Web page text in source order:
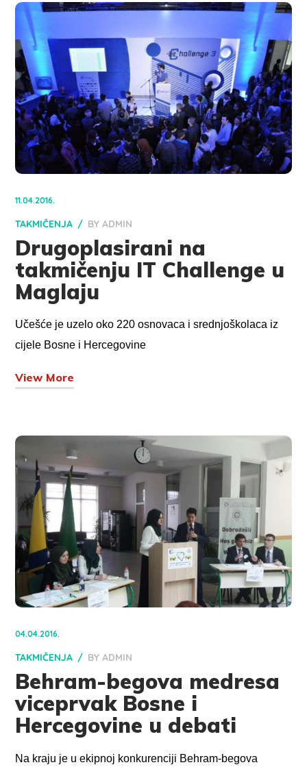
11.04.2016.
TAKMIČENJA BYADMIN
Drugoplasirani na
takmičenju IT Challenge u
Maglaju
Učešće je uzelo oko 220 osnovaca i srednjoškolaca iz
cijele Bosne i Hercegovine
View More
04.04.2016.
TAKMIČENJA BYADMIN
Behram-begova medresa
viceprvak Bosne i
Hercegovine u debati
Na kraju je u ekipnoj konkurenciji Behram-begova